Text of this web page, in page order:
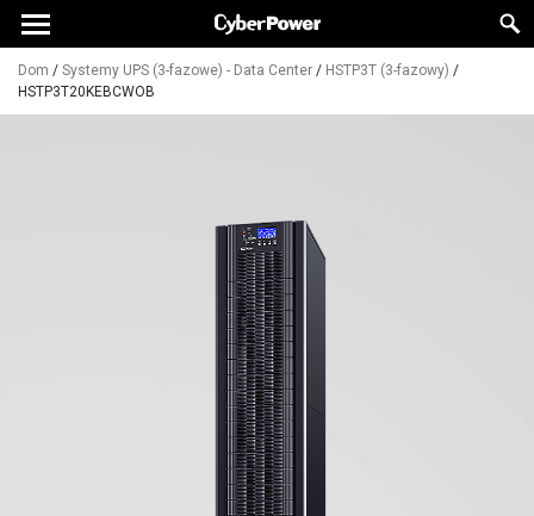
Dom / Systemy UPS (3-fazowe) - Data Center / HSTP3T (3-fazowy) /
HSTP3T20KEBCWOB